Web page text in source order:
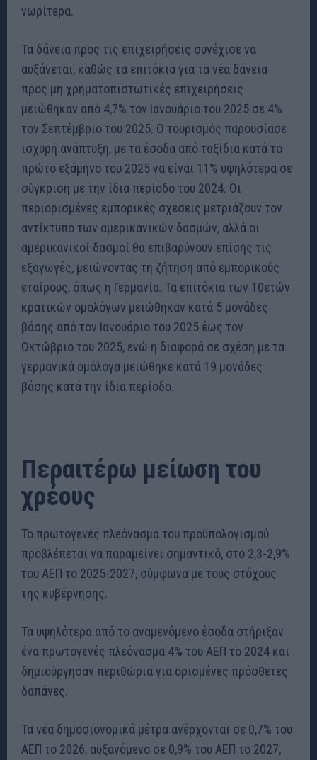
νωρίτερα.
Τα δάνεια προς τις επιχειρήσεις συνέχισε να
αυξάνεται, καθώς τα επιτόκια για τα νέα δάνεια
προς μη χρηματοπιστωτικές επιχειρήσεις
μειώθηκαν από 4,7% τον Ιανουάριο του 2025 σε 4%
τον Σεπτέμβριο του 2025. Ο τουρισμός παρουσίασε
ισχυρή ανάπτυξη, με τα έσοδα από ταξίδια κατά το
πρώτο εξάμηνο του 2025 να είναι 11% υψηλότερα σε
σύγκριση με την ίδια περίοδο του 2024. Οι
περιορισμένες εμπορικές σχέσεις μετριάζουν τον
αντίκτυπο των αμερικανικών δασμών, αλλά οι
αμερικανικοί δασμοί θα επιβαρύνουν επίσης τις
εξαγωγές, μειώνοντας τη ζήτηση από εμπορικούς
εταίρους, όπως η Γερμανία. Τα επιτόκια των 10ετών
κρατικών ομολόγων μειώθηκαν κατά 5 μονάδες
βάσης από τον Ιανουάριο του 2025 έως τον
Οκτώβριο του 2025, ενώ η διαφορά σε σχέση με τα
γερμανικά ομόλογα μειώθηκε κατά 19 μονάδες
βάσης κατά την ίδια περίοδο.
Περαιτέρω μείωση του
χρέους
Το πρωτογενές πλεόνασμα του προϋπολογισμού
προβλέπεται να παραμείνει σημαντικό, στο 2,3-2,9%
του ΑΕΠ το 2025-2027, σύμφωνα με τους στόχους
της κυβέρνησης.
Τα υψηλότερα από το αναμενόμενο έσοδα στήριξαν
ένα πρωτογενές πλεόνασμα 4% του ΑΕΠ το 2024 και
δημιούργησαν περιθώρια για ορισμένες πρόσθετες
δαπάνες.
Τα νέα δημοσιονομικά μέτρα ανέρχονται σε 0,7% του
ΑΕΠ το 2026, αυξανόμενο σε 0,9% του ΑΕΠ το 2027,